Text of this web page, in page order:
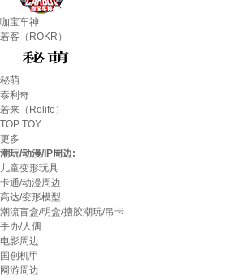
咖宝车神
若客（ROKR）
秘萌
泰利奇
若来（Rolife）
TOP TOY
更多
潮玩/动漫/IP周边:
儿童变形玩具
卡通/动漫周边
高达/变形模型
潮流盲盒/明盒/搪胶潮玩/吊卡
手办/人偶
电影周边
国创机甲
网游周边